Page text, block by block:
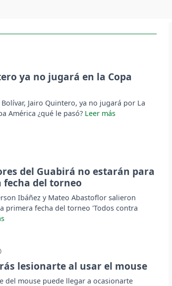
ya no jugará en la Copa
Jairo Quintero, ya no jugará por La
América ¿qué le pasó?
del Guabirá no estarán para
fecha del torneo
Ibáñez y Mateo Abastoflor salieron
primera fecha del torneo 'Todos contra
lesionarte al usar el mouse
del mouse puede llegar a ocasionarte